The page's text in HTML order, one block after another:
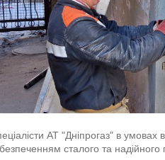
АТ "Дніпрогаз" в
сталого та